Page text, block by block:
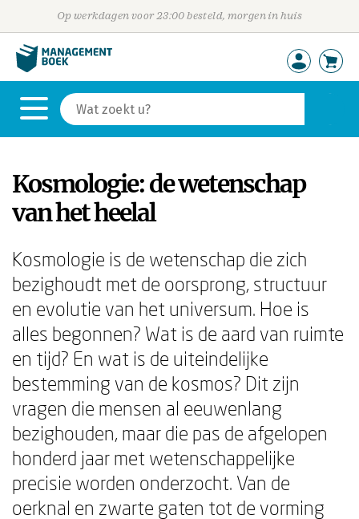
Op werkdagen voor 23:00 besteld, morgen in huis
Kosmologie: de wetenschap
van het heelal
Kosmologie is de wetenschap die zich
bezighoudt met de oorsprong, structuur
en evolutie van het universum. Hoe is
alles begonnen? Wat is de aard van ruimte
en tijd? En wat is de uiteindelijke
bestemming van de kosmos? Dit zijn
vragen die mensen al eeuwenlang
bezighouden, maar die pas de afgelopen
honderd jaar met wetenschappelijke
precisie worden onderzocht. Van de
oerknal en zwarte gaten tot de vorming